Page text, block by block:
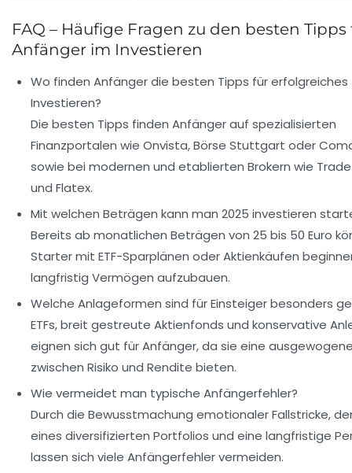
FAQ – Häufige Fragen zu den besten Tipps
Anfänger im Investieren
Wo finden Anfänger die besten Tipps für erfolgreiches
Investieren?
Die besten Tipps finden Anfänger auf spezialisierten
Finanzportalen wie Onvista, Börse Stuttgart oder
sowie bei modernen und etablierten Brokern wie
und Flatex.
Mit welchen Beträgen kann man 2025 investieren
Bereits ab monatlichen Beträgen von 25 bis 50 Euro
Starter mit ETF-Sparplänen oder Aktienkäufen
langfristig Vermögen aufzubauen.
Welche Anlageformen sind für Einsteiger besonders
ETFs, breit gestreute Aktienfonds und konservative
eignen sich gut für Anfänger, da sie eine
zwischen Risiko und Rendite bieten.
Wie vermeidet man typische Anfängerfehler?
Durch die Bewusstmachung emotionaler Fallstricke,
eines diversifizierten Portfolios und eine langfristige
lassen sich viele Anfängerfehler vermeiden.